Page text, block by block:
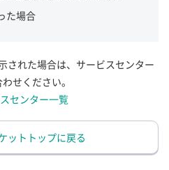
た場合
された場合は、サービスセンター
せください。
センター一覧
ットトップに戻る